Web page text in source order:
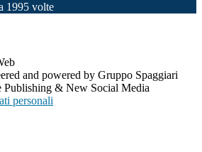
1995 volte
and powered by Gruppo Spaggiari
Publishing & New Social Media
personali